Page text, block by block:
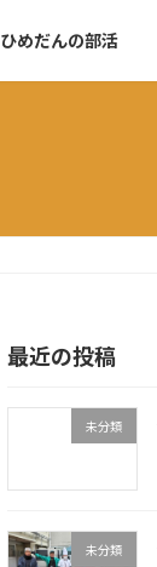
ひめだんの部活
最近の投稿
未分類
未分類